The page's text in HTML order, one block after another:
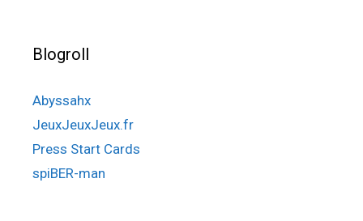
Blogroll
Abyssahx
JeuxJeuxJeux.fr
Press Start Cards
spiBER-man